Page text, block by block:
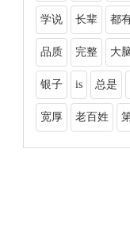
学说 长辈 都
品质 完整 大
银子 is 总是
宽厚 老百姓